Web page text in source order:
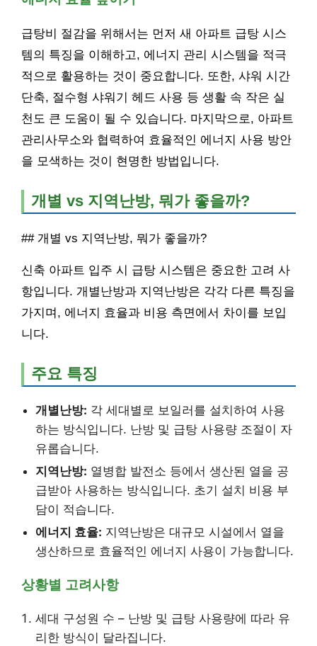
급탕비 절감을 위해서는 먼저 새 아파트 급탕 시스
템의 특징을 이해하고, 에너지 관리 시스템을 적극
적으로 활용하는 것이 중요합니다. 또한, 샤워 시간
단축, 절수형 샤워기 헤드 사용 등 생활 속 작은 실
천도 큰 도움이 될 수 있습니다. 마지막으로, 아파트
관리사무소와 협력하여 효율적인 에너지 사용 방안
을 모색하는 것이 현명한 방법입니다.
개별 vs 지역난방, 뭐가 좋을까?
## 개별 vs 지역난방, 뭐가 좋을까?
신축 아파트 입주 시 급탕 시스템은 중요한 고려 사
항입니다. 개별난방과 지역난방은 각각 다른 특징을
가지며, 에너지 효율과 비용 측면에서 차이를 보입
니다.
주요 특징
개별난방: 각 세대별로 보일러를 설치하여 사용
하는 방식입니다. 난방 및 급탕 사용량 조절이 자
유롭습니다.
지역난방: 열병합 발전소 등에서 생산된 열을 공
급받아 사용하는 방식입니다. 초기 설치 비용 부
담이 적습니다.
에너지 효율: 지역난방은 대규모 시설에서 열을
생산하므로 효율적인 에너지 사용이 가능합니다.
상황별 고려사항
세대 구성원 수 – 난방 및 급탕 사용량에 따라 유
리한 방식이 달라집니다.